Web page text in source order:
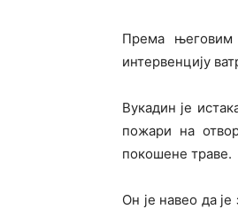
Према његовим
интервенцију
Вукадин је
пожари на
покошене траве.
Он је навео да